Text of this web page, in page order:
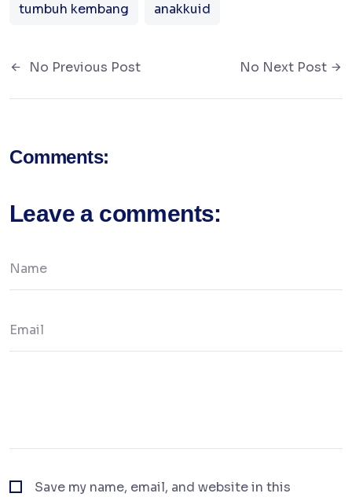
tumbuh kembang anakkuid
No Previous Post No Next Post
Comments:
Leave a comments:
Save my name, email, and website in this